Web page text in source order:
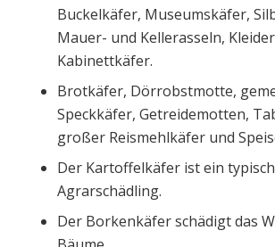
Buckelkäfer, Museumskäfer,
Mauer- und Kellerasseln,
Kabinettkäfer.
Brotkäfer, Dörrobstmotte,
Speckkäfer, Getreidemotten,
großer Reismehlkäfer und
Der Kartoffelkäfer ist ein
Agrarschädling.
Der Borkenkäfer schädigt das